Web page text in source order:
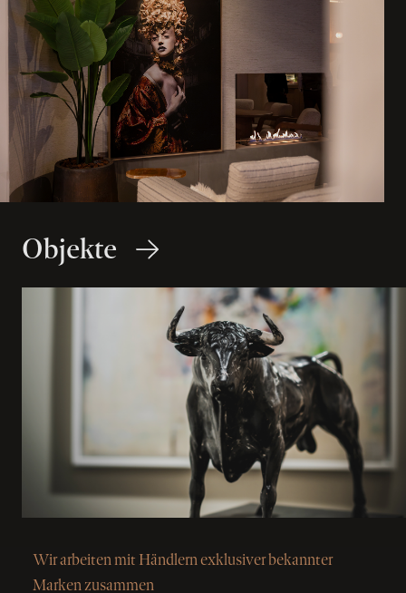
Objekte
Wir arbeiten mit Händlern exklusiver bekannter
Marken zusammen